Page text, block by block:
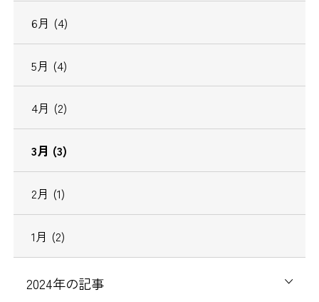
6月 (4)
5月 (4)
4月 (2)
3月 (3)
2月 (1)
1月 (2)
2024年の記事